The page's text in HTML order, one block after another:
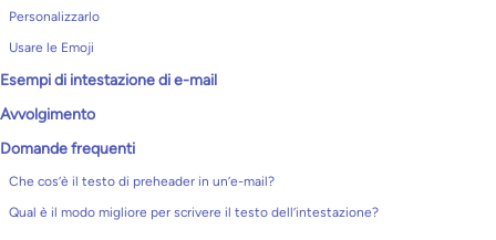
Personalizzarlo
Usare le Emoji
Esempi di intestazione di e-mail
Avvolgimento
Domande frequenti
Che cos’è il testo di preheader in un’e-mail?
Qual è il modo migliore per scrivere il testo dell’intestazione?